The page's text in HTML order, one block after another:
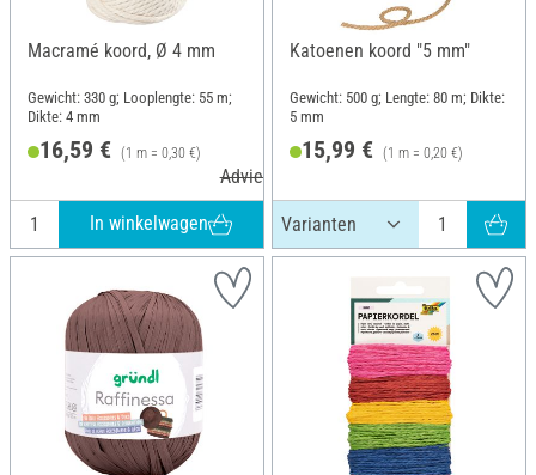
Macramé koord, Ø 4 mm
Gewicht: 330 g; Looplengte: 55 m;
Dikte: 4 mm
16,59 € (1 m = 0,30 €)
Adviesprijs 19,02 €
In winkelwagen
Katoenen koord "5 mm"
Gewicht: 500 g; Lengte: 80 m; Dikte:
5 mm
15,99 € (1 m = 0,20 €)